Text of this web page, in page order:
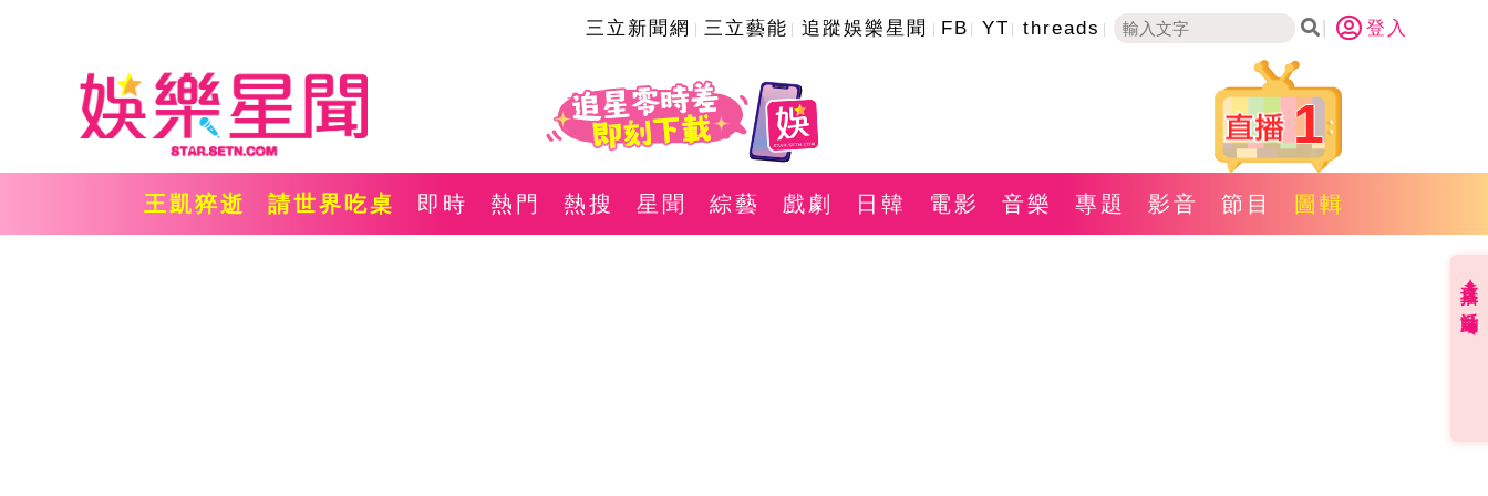
三立新聞網 三立藝能 追蹤娛樂星聞 FB YT threads 登入
1
王凱猝逝 請世界吃桌 即時 熱門 熱搜 星聞 綜藝 戲劇 日韓 電影 音樂 專題 影音 節目 圖輯
直播✦活動